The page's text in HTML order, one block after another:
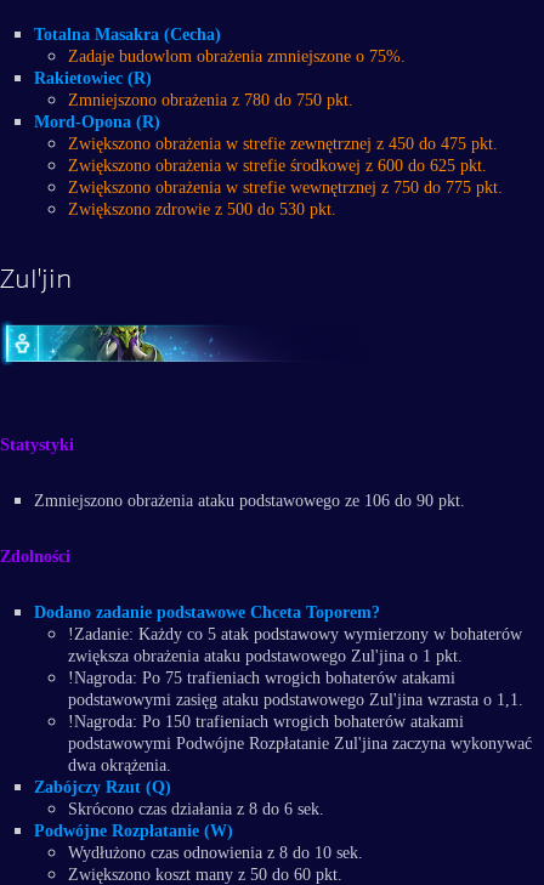
Totalna Masakra (Cecha)
Zadaje budowlom obrażenia zmniejszone o 75%.
Rakietowiec (R)
Zmniejszono obrażenia z 780 do 750 pkt.
Mord-Opona (R)
Zwiększono obrażenia w strefie zewnętrznej z 450 do 475 pkt.
Zwiększono obrażenia w strefie środkowej z 600 do 625 pkt.
Zwiększono obrażenia w strefie wewnętrznej z 750 do 775 pkt.
Zwiększono zdrowie z 500 do 530 pkt.
Zul'jin
Statystyki
Zmniejszono obrażenia ataku podstawowego ze 106 do 90 pkt.
Zdolności
Dodano zadanie podstawowe Chceta Toporem?
!Zadanie: Każdy co 5 atak podstawowy wymierzony w bohaterów
zwiększa obrażenia ataku podstawowego Zul'jina o 1 pkt.
!Nagroda: Po 75 trafieniach wrogich bohaterów atakami
podstawowymi zasięg ataku podstawowego Zul'jina wzrasta o 1,1.
!Nagroda: Po 150 trafieniach wrogich bohaterów atakami
podstawowymi Podwójne Rozpłatanie Zul'jina zaczyna wykonywać
dwa okrążenia.
Zabójczy Rzut (Q)
Skrócono czas działania z 8 do 6 sek.
Podwójne Rozpłatanie (W)
Wydłużono czas odnowienia z 8 do 10 sek.
Zwiększono koszt many z 50 do 60 pkt.